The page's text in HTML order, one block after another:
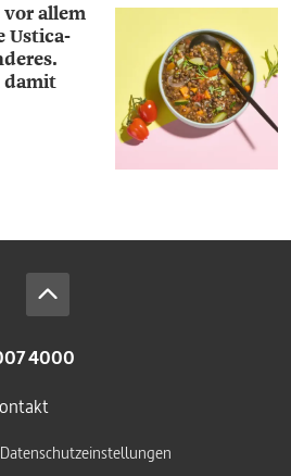
vor allem
Ustica-
damit
4000
Datenschutzeinstellungen